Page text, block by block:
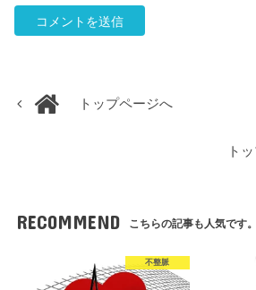
トップページへ
ト
RECOMMEND こちらの記事も人気です。
不整脈